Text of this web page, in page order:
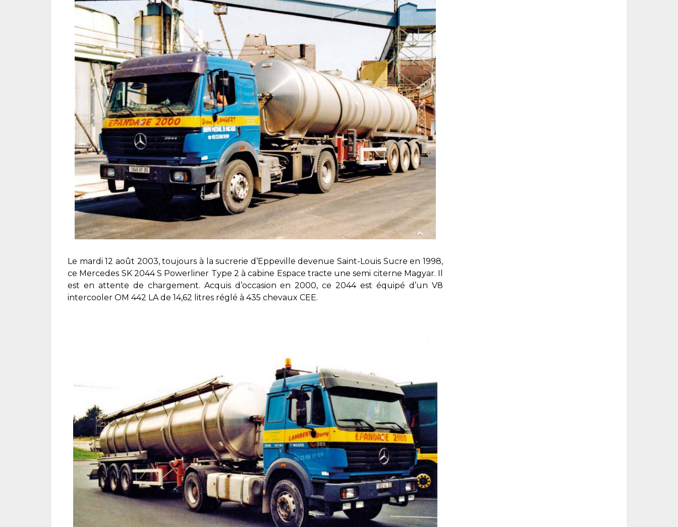
Le mardi 12 août 2003, toujours à la sucrerie d’Eppeville devenue Saint-Louis Sucre en 1998,
ce Mercedes SK 2044 S Powerliner Type 2 à cabine Espace tracte une semi citerne Magyar. Il
est en attente de chargement. Acquis d’occasion en 2000, ce 2044 est équipé d’un V8
intercooler OM 442 LA de 14,62 litres réglé à 435 chevaux CEE.